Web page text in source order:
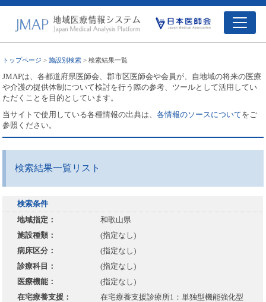
トップページ >施設別検索 > 検索結果一覧
JMAPは、各都道府県医師会、郡市区医師会や会員が、自地域の将来の医療
や介護の提供体制について検討を行う際の参考、ツールとして活用してい
ただくことを目的としています。
当サイトで使用している各種情報の出典は、各情報のソースについてをご
参照ください。
検索結果一覧リスト
検索条件
地域指定：
和歌山県
施設種類：
(指定なし)
病床区分：
(指定なし)
診療科目：
(指定なし)
医療機能：
(指定なし)
在宅療養支援：
在宅療養支援診療所1：単独型機能強化型